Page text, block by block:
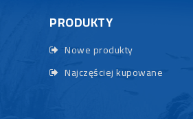
PRODUKTY
Nowe produkty
Najczęściej kupowane